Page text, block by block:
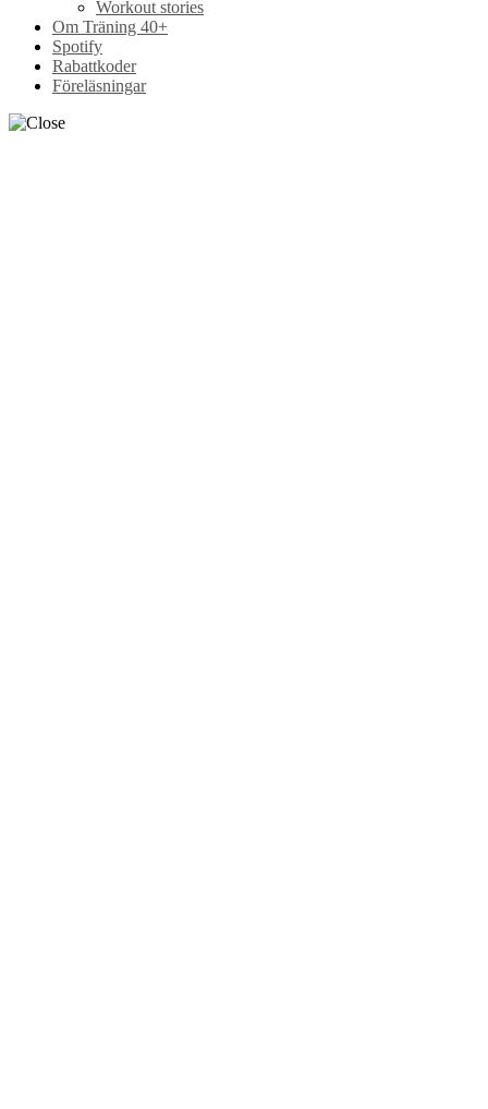
Workout stories
Om Träning 40+
Spotify
Rabattkoder
Föreläsningar